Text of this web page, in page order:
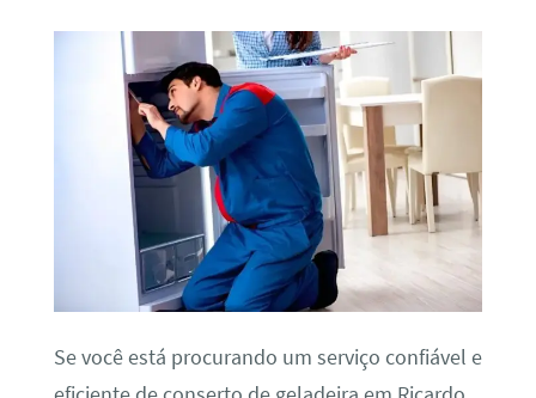
Se você está procurando um serviço confiável e